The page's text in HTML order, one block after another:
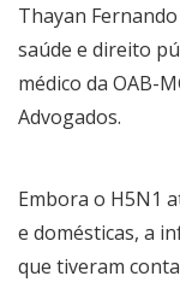
Thayan
saúde e direito
médico da OAB-
Advogados.
Embora o H5N1
e domésticas, a
que tiveram